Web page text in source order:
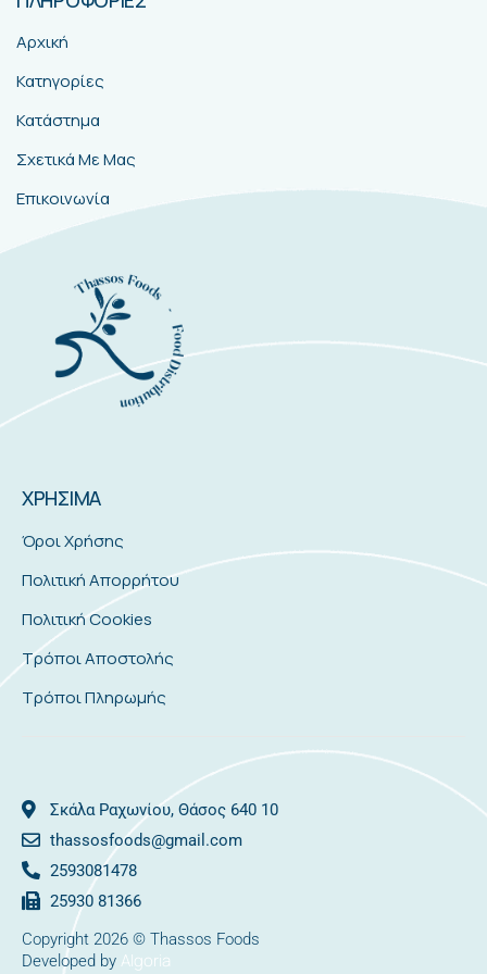
Αρχική
Κατηγορίες
Κατάστημα
Σχετικά Με Μας
Επικοινωνία
ΧΡΗΣΙΜΑ
Όροι Χρήσης
Πολιτική Απορρήτου
Πολιτική Cookies
Τρόποι Αποστολής
Τρόποι Πληρωμής
Σκάλα Ραχωνίου, Θάσος 640 10
thassosfoods@gmail.com
2593081478
25930 81366
Copyright 2026 © Thassos Foods
Developed by Algoria